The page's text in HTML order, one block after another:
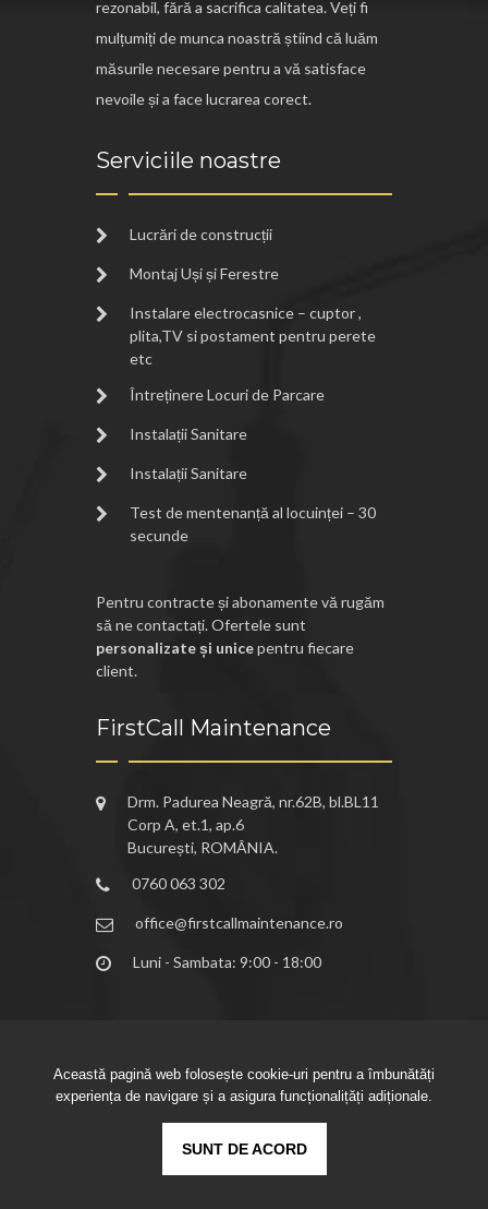
rezonabil, fără a sacrifica calitatea. Veți fi
mulțumiți de munca noastră știind că luăm
măsurile necesare pentru a vă satisface
nevoile și a face lucrarea corect.
Serviciile noastre
Lucrări de construcții
Montaj Uși și Ferestre
Instalare electrocasnice – cuptor ,
plita,TV si postament pentru perete
etc
Întreținere Locuri de Parcare
Instalații Sanitare
Instalații Sanitare
Test de mentenanță al locuinței – 30
secunde
Pentru contracte și abonamente vă rugăm
să ne contactați. Ofertele sunt
personalizate și unicepentru fiecare
client.
FirstCall Maintenance
Drm. Padurea Neagră, nr.62B, bl.BL11
Corp A, et.1, ap.6
București, ROMÂNIA.
0760 063 302
office@firstcallmaintenance.ro
Luni - Sambata: 9:00 - 18:00
Copyright ©2026
FirstCall Maintenance.
Această pagină web folosește cookie-uri pentru a îmbunătăți
experiența de navigare și a asigura funcționalițăți adiționale.
SUNT DE ACORD